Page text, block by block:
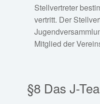
Stellvertreter
vertritt. Der
Mitglied der
§8 Das J-